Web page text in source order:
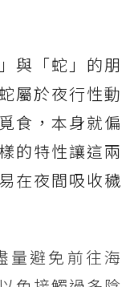
與「蛇」的朋
屬於夜行性動
食，本身就偏
的特性讓這兩
在夜間吸收穢
量避免前往海